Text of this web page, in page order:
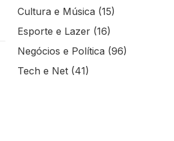
Cultura e Música (15)
Esporte e Lazer (16)
Negócios e Política (96)
Tech e Net (41)